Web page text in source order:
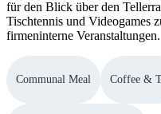
für den Blick über den
Tischtennis und Videogames
firmeninterne Veranstaltungen.
Communal Meal Coffee &